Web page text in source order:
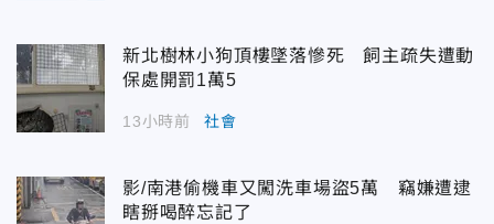
新北樹林小狗頂樓墜落慘死 飼主疏失遭動
保處開罰1萬5
13小時前 社會
影/南港偷機車又闖洗車場盜5萬 竊嫌遭逮
瞎掰喝醉忘記了